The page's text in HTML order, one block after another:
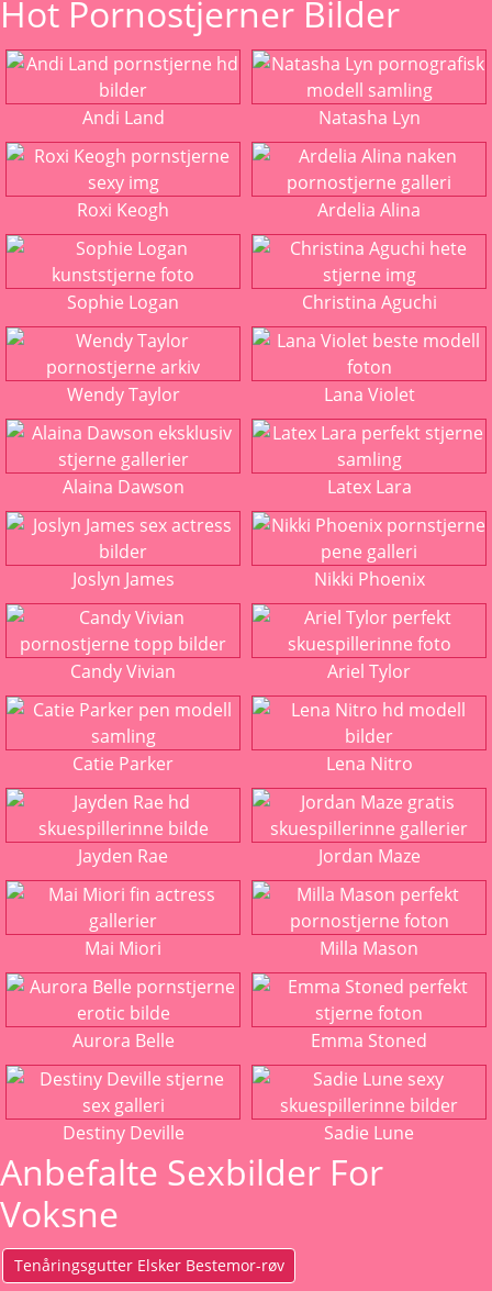
Hot Pornostjerner Bilder
Andi Land
Roxi Keogh
Sophie Logan
Wendy Taylor
Alaina Dawson
Joslyn James
Candy Vivian
Catie Parker
Jayden Rae
Mai Miori
Aurora Belle
Destiny Deville
Natasha Lyn
Ardelia Alina
Christina Aguchi
Lana Violet
Latex Lara
Nikki Phoenix
Ariel Tylor
Lena Nitro
Jordan Maze
Milla Mason
Emma Stoned
Sadie Lune
Anbefalte Sexbilder For
Voksne
Tenåringsgutter Elsker Bestemor-røv